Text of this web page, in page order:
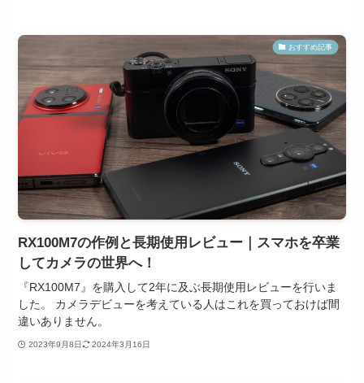
おすすめ記事
RX100M7の作例と長期使用レビュー｜スマホを卒業
してカメラの世界へ！
『RX100M7』を購入して2年に及ぶ長期使用レビューを行いま
した。 カメラデビューを考えている人はこれを買っておけば間
違いありません。
2023年9月8日 2024年3月16日